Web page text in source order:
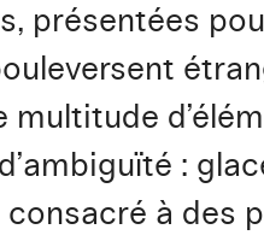
présentées
:
à des